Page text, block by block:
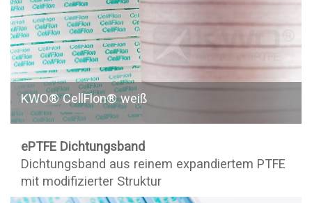
KWO® CellFlon® weiß
ePTFE Dichtungsband
Dichtungsband aus reinem expandiertem PTFE
mit modifizierter Struktur